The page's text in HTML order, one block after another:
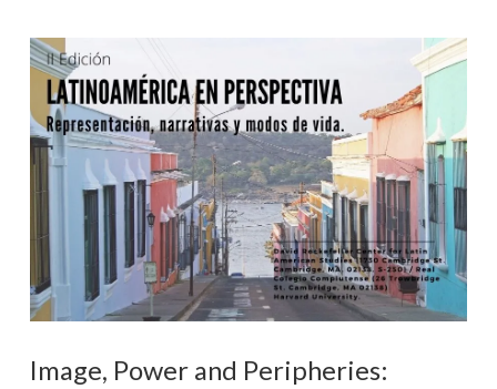
Image, Power and Peripheries: